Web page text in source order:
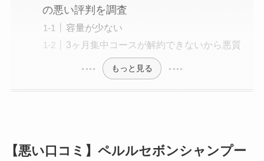
の悪い評判を調査
容量が少ない
3ヶ月集中コースが解約できないから悪質
もっと見る
【悪い口コミ】ペルルセボンシャンプー